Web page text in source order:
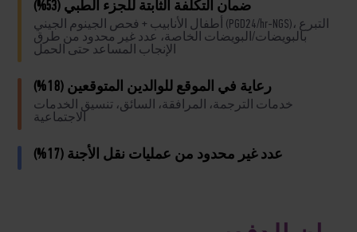
ضمان التكلفة الثابتة للجزء الطبي (53%)
أطفال الأنابيب + فحص الجينوم الجيني (PGD24/hr-NGS)، التبرع
بالبويضات/البويضات الخاصة، عدد غير محدود من طرق
الإنجاب المساعد حتى الحمل
رعاية في الموقع للوالدين المتوقعين (18%)
خدمات الترجمة، المرافقة، السائق، تنسيق الخدمات
الاجتماعية
عدد غير محدود من عمليات نقل الأجنة (17%)